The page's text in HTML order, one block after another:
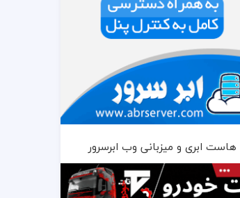
هاست ابری و میزبانی وب ابرسرور